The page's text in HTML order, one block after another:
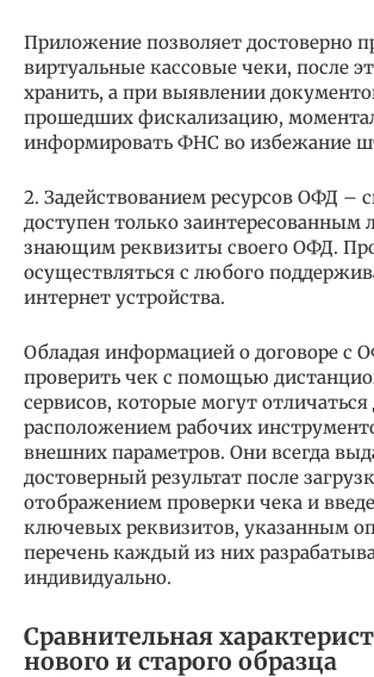
Приложение позволяет достоверно
виртуальные кассовые чеки, после
хранить, а при выявлении
прошедших фискализацию,
информировать ФНС во избежание
2. Задействованием ресурсов ОФД –
доступен только заинтересованным
знающим реквизиты своего ОФД.
осуществляться с любого
интернет устройства.
Обладая информацией о договоре с
проверить чек с помощью
сервисов, которые могут
расположением рабочих
внешних параметров. Они всегда
достоверный результат после
отображением проверки чека и
ключевых реквизитов, указанным
перечень каждый из них
индивидуально.
Сравнительная
нового и старого образца